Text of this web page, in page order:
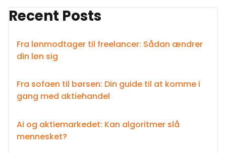
Recent Posts
Fra lønmodtager til freelancer: Sådan ændrer
din løn sig
Fra sofaen til børsen: Din guide til at komme i
gang med aktiehandel
Ai og aktiemarkedet: Kan algoritmer slå
mennesket?